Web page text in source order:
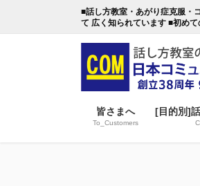
■話し方教室・あがり症克服・
て 広く知られています ■初め
皆さまへ
To_Customers
[目的別]